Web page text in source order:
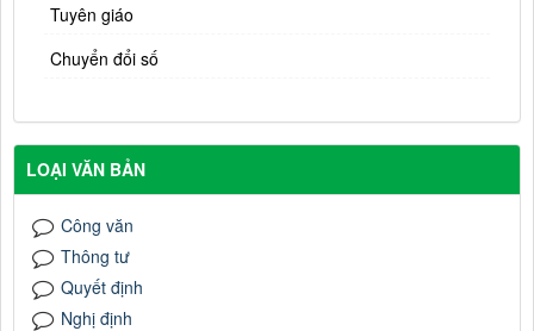
Tuyên giáo
Chuyển đổi số
LOẠI VĂN BẢN
Công văn
Thông tư
Quyết định
Nghị định